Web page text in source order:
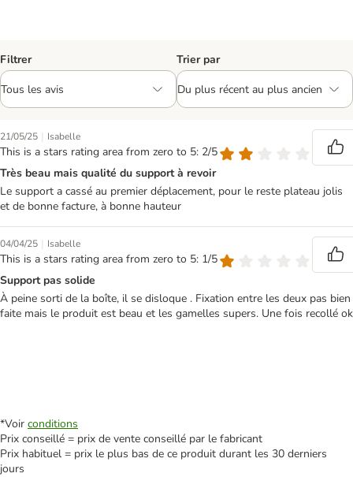
Filtrer Trier par
21/05/25 | Isabelle
This is a stars rating area from zero to 5: 2/5
Très beau mais qualité du support à revoir
Le support a cassé au premier déplacement, pour le reste plateau jolis
et de bonne facture, à bonne hauteur
04/04/25 | Isabelle
This is a stars rating area from zero to 5: 1/5
Support pas solide
À peine sorti de la boîte, il se disloque . Fixation entre les deux pas bien
faite mais le produit est beau et les gamelles supers. Une fois recollé ok
*Voir conditions
Prix conseillé = prix de vente conseillé par le fabricant
Prix habituel = prix le plus bas de ce produit durant les 30 derniers
jours